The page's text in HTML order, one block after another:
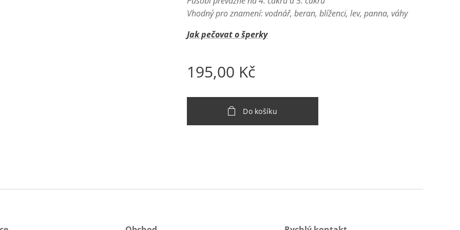
Vhodný pro znamení:vodnář, beran, blíženci, lev, panna, váhy
Jak pečovat o šperky
195,00 Kč
Do košíku